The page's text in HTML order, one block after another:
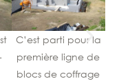
C’est parti pour la
première ligne de
blocs de coffrage